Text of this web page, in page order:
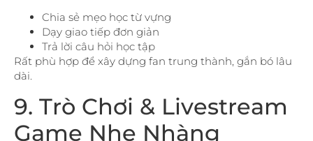
Chia sẻ mẹo học từ vựng
Dạy giao tiếp đơn giản
Trả lời câu hỏi học tập
Rất phù hợp để xây dựng fan trung thành, gắn bó lâu
dài.
9. Trò Chơi & Livestream
Game Nhẹ Nhàng